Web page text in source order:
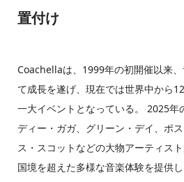
置付け
Coachellaは、1999年の初開催以来
て成長を遂げ、現在では世界中から
一大イベントとなっている。 2025年
ディー・ガガ、グリーン・デイ、ポ
ス・スコットなどの大物アーティス
国境を超えた多様な音楽体験を提供し